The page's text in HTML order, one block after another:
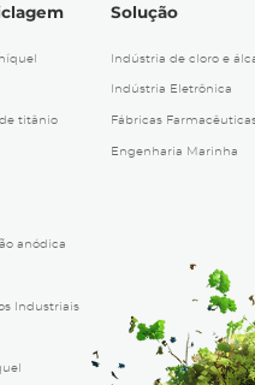
titânio
anódica
Industriais
Solução
Indústria de cloro e
Indústria Eletrônica
Fábricas
Engenharia Marinha